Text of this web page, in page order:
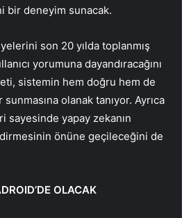
bir deneyim sunacak.
son 20 yılda toplanmış
yorumuna dayandıracağını
sistemin hem doğru hem de
olanak tanıyor. Ayrıca
sayesinde yapay zekanın
önüne geçileceğini de
OLACAK